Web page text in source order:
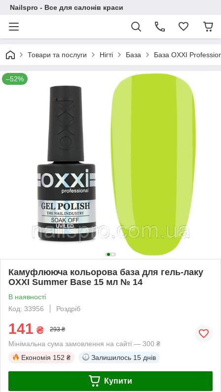
Nailspro - Все для салонів краси
Товари та послуги Нігті База База OXXI
–52%
Камуфлююча кольорова база для гель-лаку
OXXI Summer Base 15 мл № 14
В наявності
Код: 33956
Роздріб
141 ₴ 293 ₴
Мінімальна сума замовлення на сайті — 300 ₴
Економія 152 ₴ Залишилось 15 днів
Купити